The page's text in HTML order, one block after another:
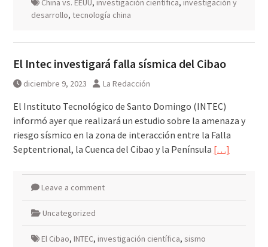
China vs. EEUU, investigación científica, investigación y
desarrollo, tecnología china
El Intec investigará falla sísmica del Cibao
diciembre 9, 2023 La Redacción
El Instituto Tecnológico de Santo Domingo (INTEC)
informó ayer que realizará un estudio sobre la amenaza y
riesgo sísmico en la zona de interacción entre la Falla
Septentrional, la Cuenca del Cibao y la Península […]
Leave a comment
Uncategorized
El Cibao, INTEC, investigación científica, sismo